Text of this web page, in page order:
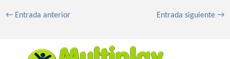
←Entrada anterior Entrada siguiente→